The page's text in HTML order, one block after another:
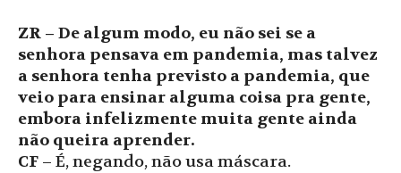
ZR – De algum modo, eu não sei se a
senhora pensava em pandemia, mas talvez
a senhora tenha previsto a pandemia, que
veio para ensinar alguma coisa pra gente,
embora infelizmente muita gente ainda
não queira aprender.
CF – É, negando, não usa máscara.